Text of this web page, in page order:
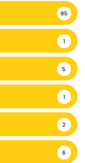
85
1
5
1
2
6